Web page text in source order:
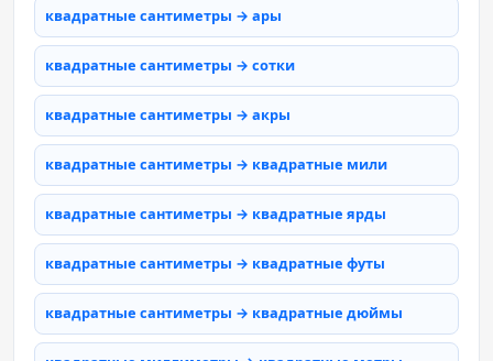
квадратные сантиметры → ары
квадратные сантиметры → сотки
квадратные сантиметры → акры
квадратные сантиметры → квадратные мили
квадратные сантиметры → квадратные ярды
квадратные сантиметры → квадратные футы
квадратные сантиметры → квадратные дюймы